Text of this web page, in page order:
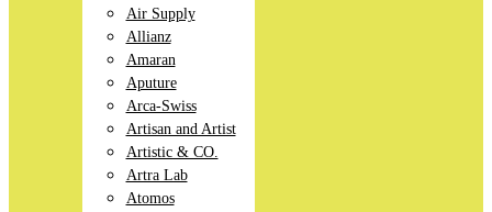
Air Supply
Allianz
Amaran
Aputure
Arca-Swiss
Artisan and Artist
Artistic & CO.
Artra Lab
Atomos